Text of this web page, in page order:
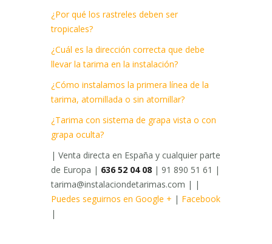
¿Por qué los rastreles deben ser
tropicales?
¿Cuál es la dirección correcta que debe
llevar la tarima en la instalación?
¿Cómo instalamos la primera línea de la
tarima, atornillada o sin atornillar?
¿Tarima con sistema de grapa vista o con
grapa oculta?
| Venta directa en España y cualquier parte
de Europa | 636 52 04 08 | 91 890 51 61 |
tarima@instalaciondetarimas.com | |
Puedes seguirnos en Google + | Facebook
|